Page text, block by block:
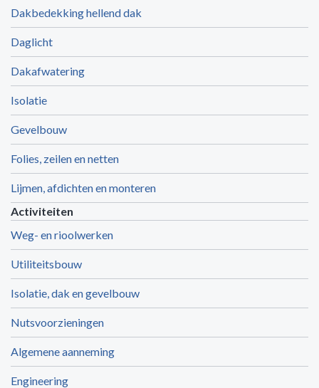
Dakbedekking hellend dak
Daglicht
Dakafwatering
Isolatie
Gevelbouw
Folies, zeilen en netten
Lijmen, afdichten en monteren
Activiteiten
Weg- en rioolwerken
Utiliteitsbouw
Isolatie, dak en gevelbouw
Nutsvoorzieningen
Algemene aanneming
Engineering